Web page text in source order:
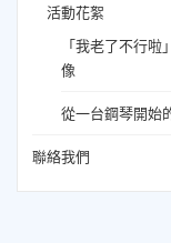
活動花絮
「我老了不行
像
從一台鋼琴開始
聯絡我們